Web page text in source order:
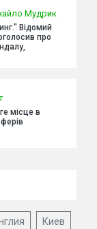
Мудрик
Відомий
про
місце в
Киев